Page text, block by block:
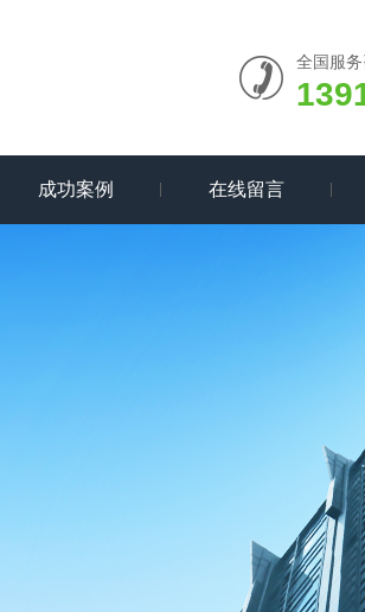
全国服
成功案例 在线留言